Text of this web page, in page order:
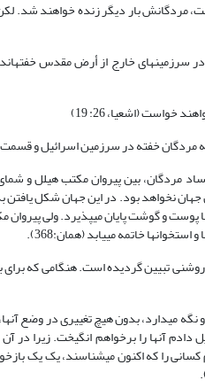
مردگانش بار دیگر زنده خواهند شد.
سرزمین‏های خارج از أرض مقدس
(اشعیا، 26: 19)
خفته در سرزمین اسرائیل و قسمت
مردگان، بین پیروان مکتب هیلل و
نخواهد بود. در این جهان شکل
با پوست و گوشت پایان می‏پذیرد. ولی
خاتمه می‏یابد (همان:368).
تبیین گردیده است. هنگامی که
نگه می‏دارد، بدون هیچ تغییری در وضع
آنها را برخواهم انگیخت. زیرا در
را که اکنون می‏شناسند، یک یک